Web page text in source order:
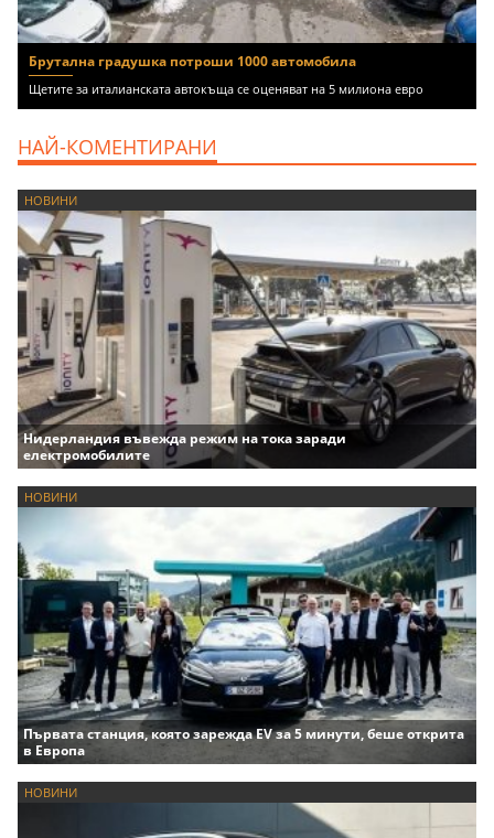
Брутална градушка потроши 1000 автомобила
Щетите за италианската автокъща се оценяват на 5 милиона евро
НАЙ-КОМЕНТИРАНИ
НОВИНИ
Нидерландия въвежда режим на тока заради
електромобилите
НОВИНИ
Първата станция, която зарежда EV за 5 минути, беше открита
в Европа
НОВИНИ